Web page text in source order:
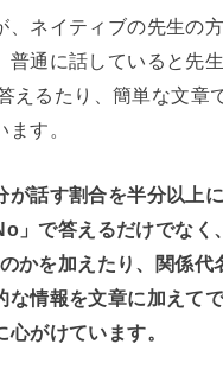
、ネイティブの先生の
普通に話していると先
えるたり、簡単な文章
す。
が話す割合を半分以上
」で答えるだけでなく
かを加えたり、関係代
な情報を文章に加えて
がけています。